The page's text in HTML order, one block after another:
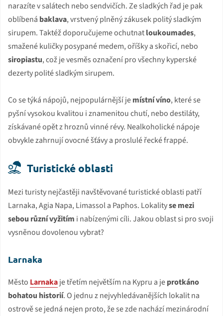
narazíte v salátech nebo sendvičích. Ze sladkých řad je pak
oblíbená baklava, vrstvený plněný zákusek politý sladkým
sirupem. Taktéž doporučujeme ochutnatloukoumades,
smažené kuličky posypané medem, oříšky a skořicí, nebo
siropiastu, což je vesměs označení pro všechny kyperské
dezerty polité sladkým sirupem.
Co se týká nápojů, nejpopulárnější jemístní víno, které se
pyšní vysokou kvalitou i znamenitou chutí, nebo destiláty,
získávané opět z hroznů vinné révy. Nealkoholické nápoje
obvykle zahrnují ovocné šťávy a proslulé řecké frappé.
Turistické oblasti
Mezi turisty nejčastěji navštěvované turistické oblasti patří
Larnaka, Agia Napa, Limassol a Paphos. Lokalityse mezi
sebou různí vyžitím i nabízenými cíli. Jakou oblast si pro svoji
vysněnou dovolenou vybrat?
Larnaka
Město Larnakaje třetím největším na Kypru a jeprotkáno
bohatou historií. O jednu z nejvyhledávanějších lokalit na
ostrově se jedná nejen proto, že se zde nachází mezinárodní